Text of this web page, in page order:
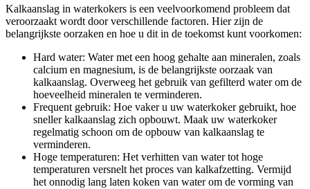
Kalkaanslag in waterkokers is een veelvoorkomend probleem dat
veroorzaakt wordt door verschillende factoren. Hier zijn de
belangrijkste oorzaken en hoe u dit in de toekomst kunt voorkomen:
Hard water: Water met een hoog gehalte aan mineralen, zoals
calcium en magnesium, is de belangrijkste oorzaak van
kalkaanslag. Overweeg het gebruik van gefilterd water om de
hoeveelheid mineralen te verminderen.
Frequent gebruik: Hoe vaker u uw waterkoker gebruikt, hoe
sneller kalkaanslag zich opbouwt. Maak uw waterkoker
regelmatig schoon om de opbouw van kalkaanslag te
verminderen.
Hoge temperaturen: Het verhitten van water tot hoge
temperaturen versnelt het proces van kalkafzetting. Vermijd
het onnodig lang laten koken van water om de vorming van